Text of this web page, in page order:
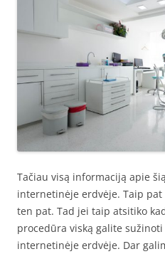
Tačiau visą informaciją apie
internetinėje erdvėje. Taip
ten pat. Tad jei taip atsitiko
procedūra viską galite
internetinėje erdvėje. Dar